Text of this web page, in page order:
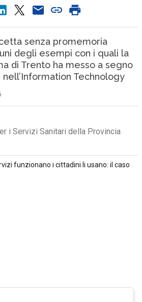
senza promemoria
degli esempi con i quali la
di Trento ha messo a segno
Technology
i Servizi Sanitari della Provincia